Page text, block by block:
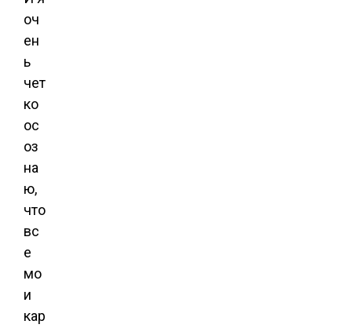
оч
ен
ь
чет
ко
ос
оз
на
ю,
что
вс
е
мо
и
кар